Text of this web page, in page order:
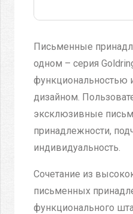
Письменные
одном – серия
функциональностью
дизайном.
эксклюзивные
принадлежности,
индивидуальность.
Сочетание из
письменных
функционального